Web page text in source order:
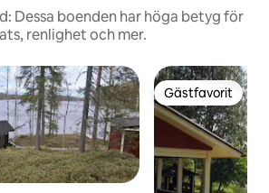
Dessa boenden har höga betyg för
renlighet och mer.
Gästfavorit
Gästfavorit